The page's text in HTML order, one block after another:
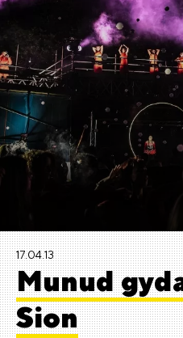
17.04.13
Munud
Sion